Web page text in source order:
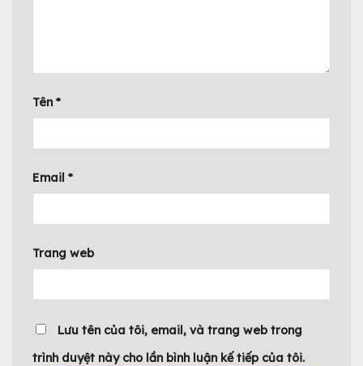
Tên *
Email *
Trang web
Lưu tên của tôi, email, và trang web trong
trình duyệt này cho lần bình luận kế tiếp của tôi.